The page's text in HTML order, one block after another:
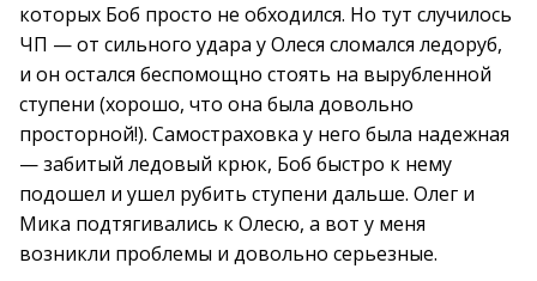
которых Боб просто не обходился. Но тут случилось
ЧП — от сильного удара у Олеся сломался ледоруб,
и он остался беспомощно стоять на вырубленной
ступени (хорошо, что она была довольно
просторной!). Самостраховка у него была надежная
— забитый ледовый крюк, Боб быстро к нему
подошел и ушел рубить ступени дальше. Олег и
Мика подтягивались к Олесю, а вот у меня
возникли проблемы и довольно серьезные.